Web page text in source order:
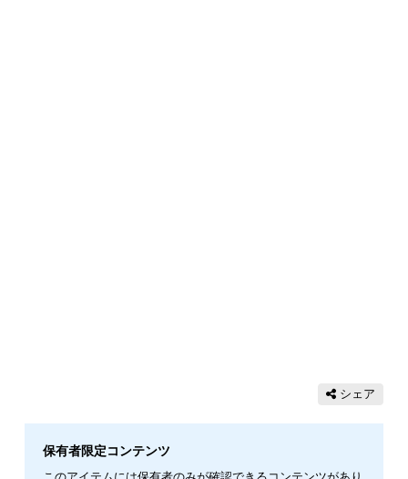
シェア
保有者限定コンテンツ